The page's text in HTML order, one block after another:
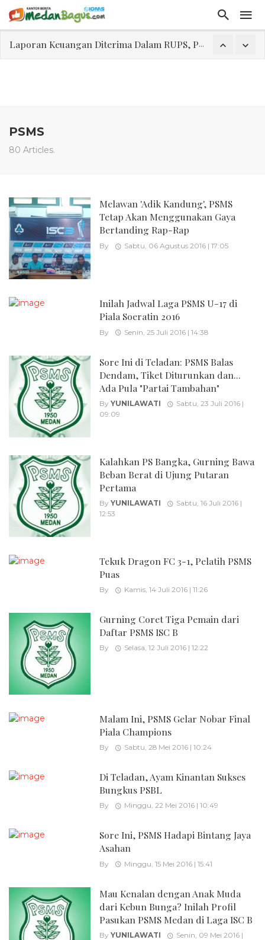
Laporan Keuangan Diterima Dalam RUPS, Pelaporan Hingga Penahanan Mantan Direktur PT GKS Dinilai Rancu
PSMS
80 Articles.
Melawan 'Adik Kandung', PSMS
Tetap Akan Menggunakan Gaya
Bertanding Rap-Rap
By Sabtu, 06 Agustus 2016 | 17:05
Inilah Jadwal Laga PSMS U-17 di
Piala Soeratin 2016
By Senin, 25 Juli 2016 | 14:38
Sore Ini di Teladan: PSMS Balas
Dendam, Tiket Diturunkan dan...
Ada Pula "Partai Tambahan"
By YUNILAWATI
Sabtu, 23 Juli 2016 |
09:09
Kalahkan PS Bangka, Gurning Bawa
Beban Berat di Ujung Putaran
Pertama
By YUNILAWATI
Sabtu, 16 Juli 2016 |
12:53
Tekuk Dragon FC 3-1, Pelatih PSMS
Puas
By Kamis, 14 Juli 2016 | 11:26
Gurning Coret Tiga Pemain dari
Daftar PSMS ISC B
By Selasa, 12 Juli 2016 | 12:22
Malam Ini, PSMS Gelar Nobar Final
Piala Champions
By Sabtu, 28 Mei 2016 | 10:24
Di Teladan, Ayam Kinantan Sukses
Bungkus PSBL
By Minggu, 22 Mei 2016 | 10:49
Sore Ini, PSMS Hadapi Bintang Jaya
Asahan
By Minggu, 15 Mei 2016 | 15:41
Mau Kenalan dengan Anak Muda
dari Kebun Bunga? Inilah Profil
Pasukan PSMS Medan di Laga ISC B
By YUNILAWATI
Senin, 09 Mei 2016 |